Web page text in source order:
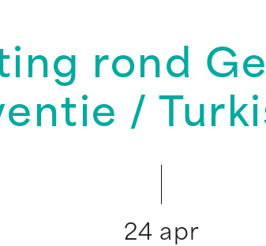
rond
/
24 apr